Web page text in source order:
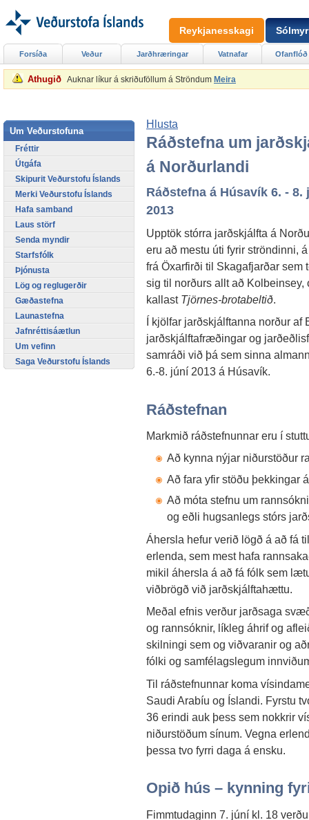
Athugið Auknar líkur á skriðuföllum á Ströndum Meira
Hlusta
Ráðstefna um
á Norðurlandi
Ráðstefna á Húsavík 6. - 8.
2013
Upptök stórra jarðskjálfta á
eru að mestu úti fyrir ströndinni,
frá Öxarfirði til Skagafjarðar sem
sig til norðurs allt að Kolbeinsey,
kallast Tjörnes-brotabeltið
Í kjölfar jarðskjálftanna norður af
jarðskjálftafræðingar og
samráði við þá sem sinna
6.-8. júní 2013 á Húsavík.
Ráðstefnan
Markmið ráðstefnunnar eru í
Að kynna nýjar niðurstöður
Að fara yfir stöðu þekkingar
Að móta stefnu um
og eðli hugsanlegs stórs
Áhersla hefur verið lögð á að fá
erlenda, sem mest hafa
mikil áhersla á að fá fólk sem
viðbrögð við jarðskjálftahættu.
Meðal efnis verður jarðsaga
og rannsóknir, líkleg áhrif og
skilningi sem og viðvaranir og
fólki og samfélagslegum
Til ráðstefnunnar koma
Saudi Arabíu og Íslandi. Fyrstu
36 erindi auk þess sem nokkrir
niðurstöðum sínum. Vegna
þessa tvo fyrri daga á ensku.
Opið hús – kynning
Fimmtudaginn 7. júní kl. 18
Forsíða Veður Jarðhræringar Vatnafar Ofanflóð
Um Veðurstofuna
Fréttir
Útgáfa
Skipurit Veðurstofu Íslands
Merki Veðurstofu Íslands
Hafa samband
Laus störf
Senda myndir
Starfsfólk
Þjónusta
Lög og reglugerðir
Gæðastefna
Launastefna
Jafnréttisáætlun
Um vefinn
Saga Veðurstofu Íslands
Reykjanesskagi